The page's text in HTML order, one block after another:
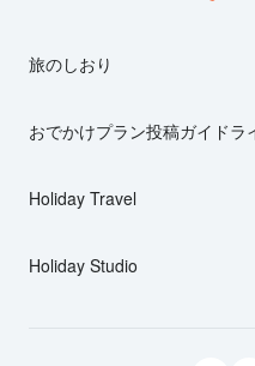
旅のしおり
おでかけプラン投稿ガイドラ
Holiday Travel
Holiday Studio